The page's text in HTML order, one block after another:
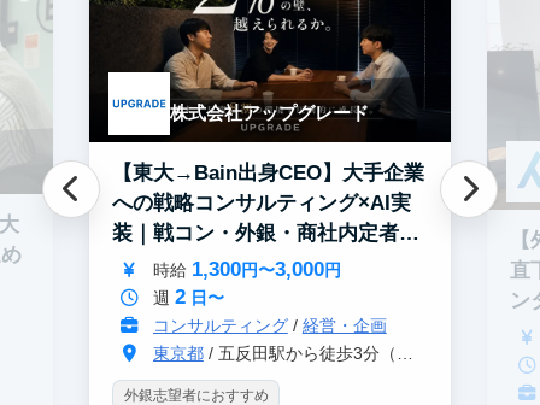
株式会社アップグレード
【東大→Bain出身CEO】大手企業
への戦略コンサルティング×AI実
装｜戦コン・外銀・商社内定者多
数
時給 1,300円〜3,000円
週 2日〜
コンサルティング/ 経営・企画
東京都/ 五反田駅から徒歩3分（大崎駅から徒歩8分）
外銀志望者におすすめ
直
ン